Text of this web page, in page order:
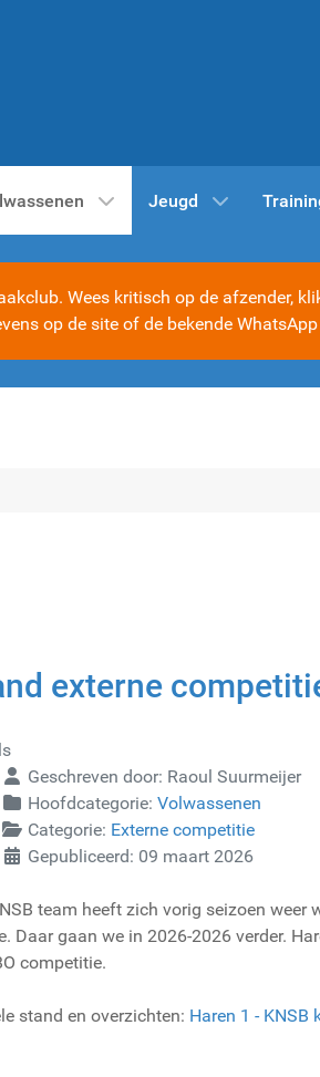
Jeugd
Wees kritisch op de afzender,
op de site of de bekende
externe
Geschreven door: Raoul Suurmeijer
Hoofdcategorie: Volwassenen
Categorie: Externe competitie
Gepubliceerd: 09 maart 2026
team heeft zich vorig seizoen weer
Daar gaan we in 2026-2026 verder.
competitie.
stand en overzichten: Haren 1 - KNSB